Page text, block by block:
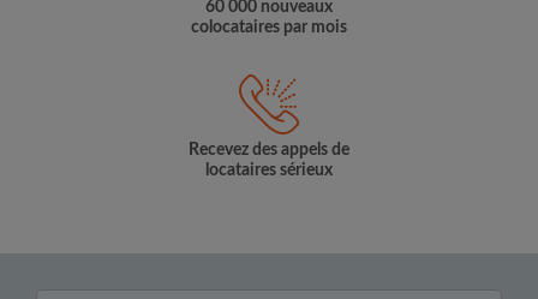
60 000 nouveaux
colocataires par mois
Recevez des appels de
locataires sérieux